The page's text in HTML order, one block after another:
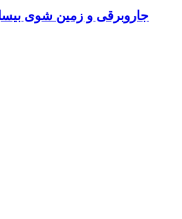
جاروبرقی و زمین شوی بیسل